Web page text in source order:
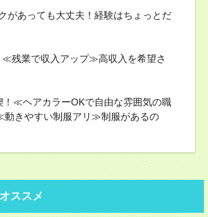
あっても大丈夫！経験はちょっとだ
残業で収入アップ≫高収入を希望さ
≪ヘアカラーOKで自由な雰囲気の職
きやすい制服アリ≫制服があるの
ススメ